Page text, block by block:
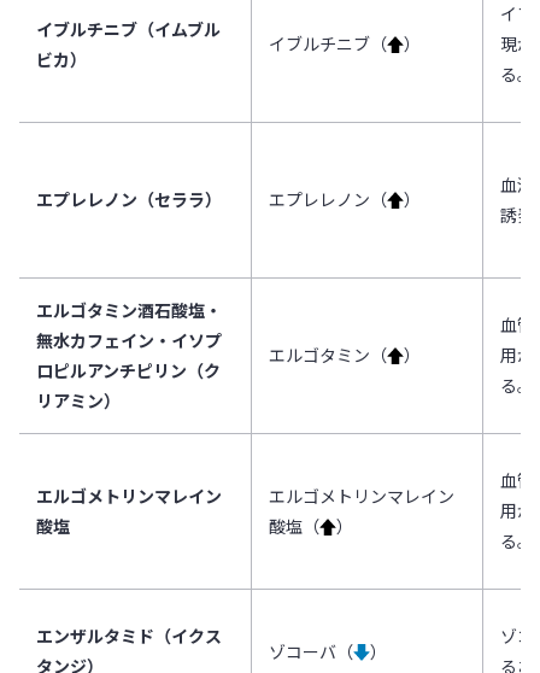
イブルチニブ（イムブル
ビカ）
イブルチニブ（↑）
イブ
現が
る。
エプレレノン（セララ） エプレレノン（↑）
血清
誘発
エルゴタミン酒石酸塩・
無水カフェイン・イソプ
ロピルアンチピリン（ク
リアミン）
エルゴタミン（↑）
血管
用が
る。
エルゴメトリンマレイン
酸塩
エルゴメトリンマレイン
酸塩（↑）
血管
用が
る。
エンザルタミド（イクス
タンジ）
ゾコーバ（↓）
ゾコ
るお